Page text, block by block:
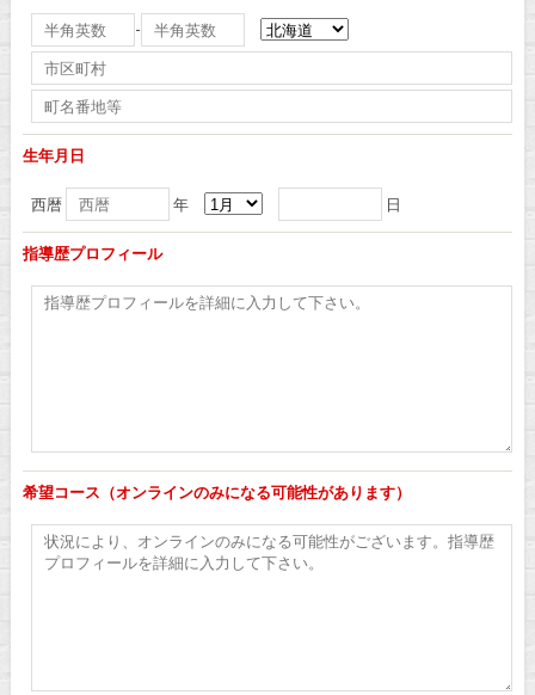
-
生年月日
西暦 年 日
指導歴プロフィール
希望コース（オンラインのみになる可能性があります）